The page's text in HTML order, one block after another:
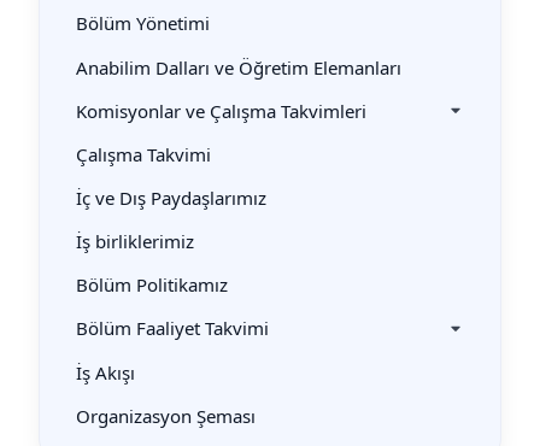
Bölüm Yönetimi
Anabilim Dalları ve Öğretim Elemanları
Komisyonlar ve Çalışma Takvimleri
Çalışma Takvimi
İç ve Dış Paydaşlarımız
İş birliklerimiz
Bölüm Politikamız
Bölüm Faaliyet Takvimi
İş Akışı
Organizasyon Şeması